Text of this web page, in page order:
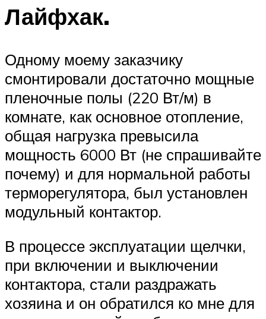
Лайфхак.
Одному моему заказчику
смонтировали достаточно мощные
пленочные полы (220 Вт/м) в
комнате, как основное отопление,
общая нагрузка превысила
мощность 6000 Вт (не спрашивайте
почему) и для нормальной работы
терморегулятора, был установлен
модульный контактор.
В процессе эксплуатации щелчки,
при включении и выключении
контактора, стали раздражать
хозяина и он обратился ко мне для